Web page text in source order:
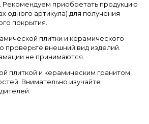
Рекомендуем приобретать продукцию
одного артикула) для получения
покрытия.
плитки и керамического
проверьте внешний вид изделий.
не принимаются.
плиткой и керамическим гранитом
Внимательно изучайте